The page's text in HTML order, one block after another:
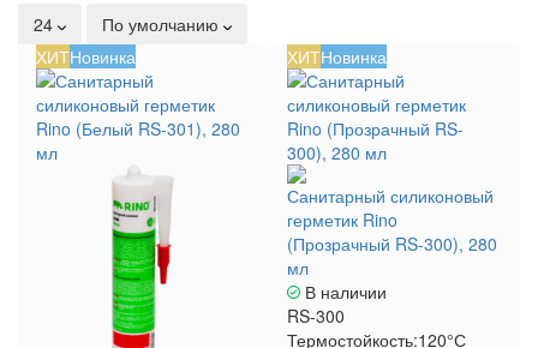
24
По умолчанию
ХИТНовинка ХИТНовинка
Санитарный силиконовый
герметик Rino
(Прозрачный RS-300), 280
мл
В наличии
RS-300
Термостойкость:120°С